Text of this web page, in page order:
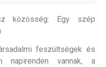
közösség: Egy szép
feszültségek és
napirenden vannak, a